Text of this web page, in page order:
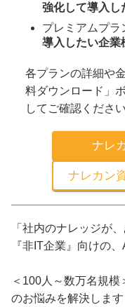
強化して導入し
プレミアムプラ
導入したい企業
各プランの詳細や
料ダウンロード」
してご確認ください
ナレ
ナレカン
「社内のナレッジが
『非IT企業』向けの
＜100人～数万名規
のお悩みを解決します